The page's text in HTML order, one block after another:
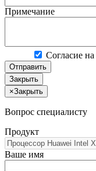
Примечание
Согласие на
Отправить
Закрыть
×Закрыть
Вопрос специалисту
Продукт
Ваше имя